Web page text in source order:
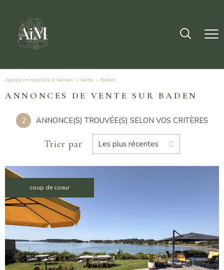
Agence immobilière à Vannes Vente baden
ANNONCES DE VENTE SUR BADEN
2 ANNONCE(S) TROUVÉE(S) SELON VOS CRITÈRES
Trier par Les plus récentes
coup de coeur